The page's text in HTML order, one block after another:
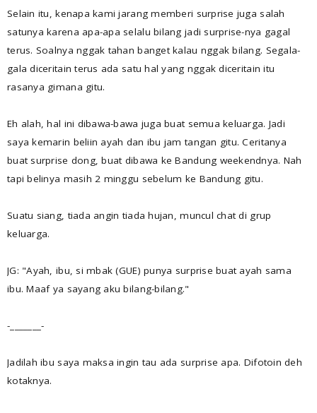
Selain itu, kenapa kami jarang memberi surprise juga salah
satunya karena apa-apa selalu bilang jadi surprise-nya gagal
terus. Soalnya nggak tahan banget kalau nggak bilang. Segala-
gala diceritain terus ada satu hal yang nggak diceritain itu
rasanya gimana gitu.
Eh alah, hal ini dibawa-bawa juga buat semua keluarga. Jadi
saya kemarin beliin ayah dan ibu jam tangan gitu. Ceritanya
buat surprise dong, buat dibawa ke Bandung weekendnya. Nah
tapi belinya masih 2 minggu sebelum ke Bandung gitu.
Suatu siang, tiada angin tiada hujan, muncul chat di grup
keluarga.
JG: "Ayah, ibu, si mbak (GUE) punya surprise buat ayah sama
ibu. Maaf ya sayang aku bilang-bilang."
-_______-
Jadilah ibu saya maksa ingin tau ada surprise apa. Difotoin deh
kotaknya.